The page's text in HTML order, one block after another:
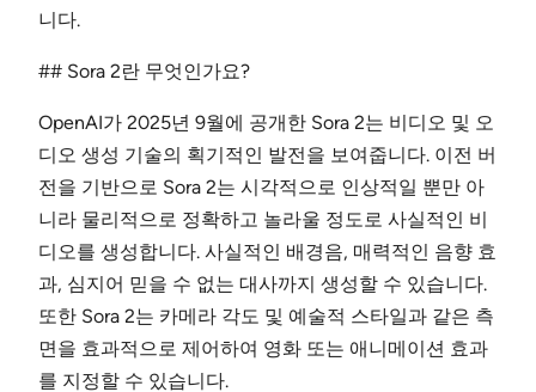
니다.
## Sora 2란 무엇인가요?
OpenAI가 2025년 9월에 공개한 Sora 2는 비디오 및 오
디오 생성 기술의 획기적인 발전을 보여줍니다. 이전 버
전을 기반으로 Sora 2는 시각적으로 인상적일 뿐만 아
니라 물리적으로 정확하고 놀라울 정도로 사실적인 비
디오를 생성합니다. 사실적인 배경음, 매력적인 음향 효
과, 심지어 믿을 수 없는 대사까지 생성할 수 있습니다.
또한 Sora 2는 카메라 각도 및 예술적 스타일과 같은 측
면을 효과적으로 제어하여 영화 또는 애니메이션 효과
를 지정할 수 있습니다.